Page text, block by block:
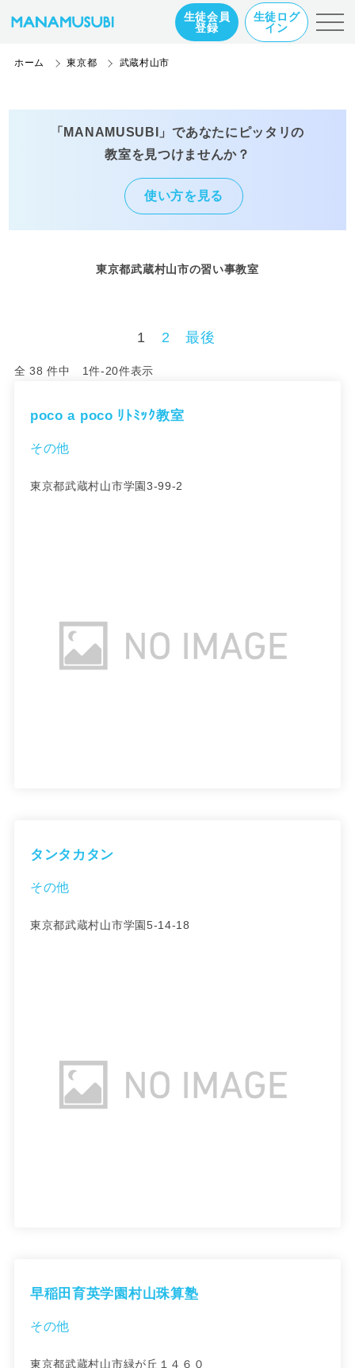
生徒会員
登録
生徒ログ
イン
ホーム 東京都 武蔵村山市
「MANAMUSUBI」であなたにピッタリの
教室を見つけませんか？
使い方を見る
東京都武蔵村山市の習い事教室
1 2 最後
全 38 件中 1件-20件表示
poco a poco ﾘﾄﾐｯｸ教室
その他
東京都武蔵村山市学園3-99-2
タンタカタン
その他
東京都武蔵村山市学園5-14-18
早稲田育英学園村山珠算塾
その他
東京都武蔵村山市緑が丘１４６０